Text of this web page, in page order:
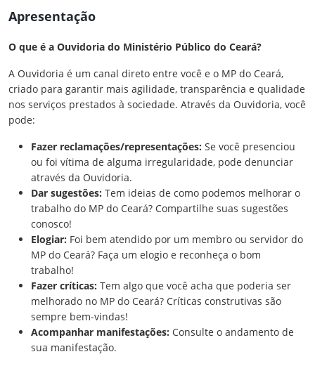
Apresentação
O que é a Ouvidoria do Ministério Público do Ceará?
A Ouvidoria é um canal direto entre você e o MP do Ceará,
criado para garantir mais agilidade, transparência e qualidade
nos serviços prestados à sociedade. Através da Ouvidoria, você
pode:
Fazer reclamações/representações: Se você presenciou
ou foi vítima de alguma irregularidade, pode denunciar
através da Ouvidoria.
Dar sugestões: Tem ideias de como podemos melhorar o
trabalho do MP do Ceará? Compartilhe suas sugestões
conosco!
Elogiar: Foi bem atendido por um membro ou servidor do
MP do Ceará? Faça um elogio e reconheça o bom
trabalho!
Fazer críticas: Tem algo que você acha que poderia ser
melhorado no MP do Ceará? Críticas construtivas são
sempre bem-vindas!
Acompanhar manifestações: Consulte o andamento de
sua manifestação.